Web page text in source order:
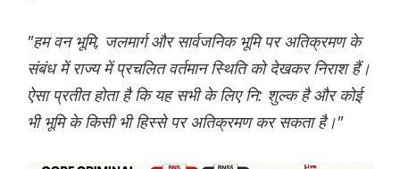
"हम वन भूमि, जलमार्ग और सार्वजनिक भूमि पर अतिक्रमण के
संबंध में राज्य में प्रचलित वर्तमान स्थिति को देखकर निराश हैं।
ऐसा प्रतीत होता है कि यह सभी के लिए नि: शुल्क है और कोई
भी भूमि के किसी भी हिस्से पर अतिक्रमण कर सकता है।"